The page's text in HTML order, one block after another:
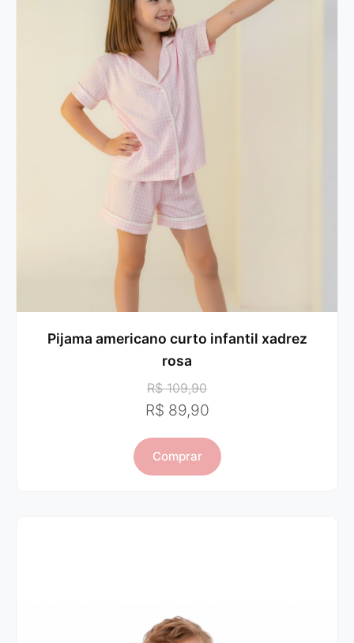
Pijama americano curto infantil xadrez
rosa
R$ 109,90
R$ 89,90
Comprar